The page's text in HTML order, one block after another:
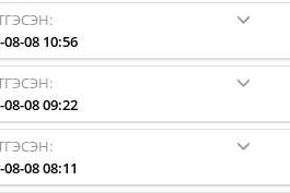
08-08 10:56
08-08 09:22
08-08 08:11